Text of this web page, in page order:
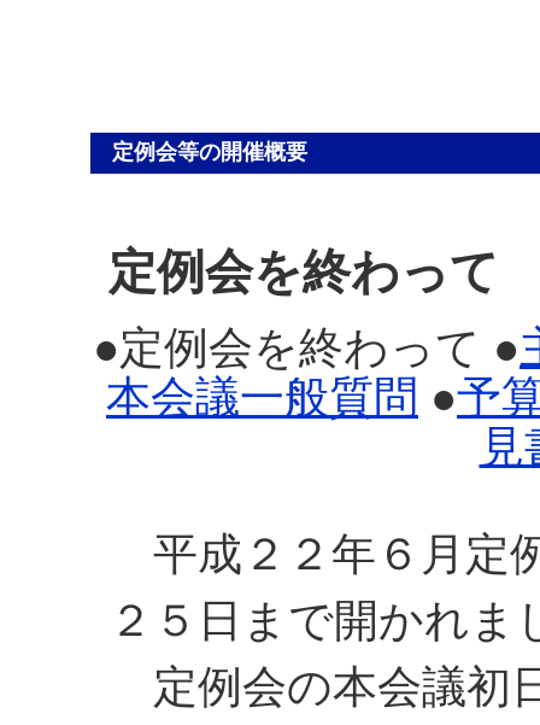
定例会等の開催概要
定例会を終わって
●定例会を終わって ●
本会議一般質問 ●予
平成２２年６月定
２５日まで開かれま
定例会の本会議初